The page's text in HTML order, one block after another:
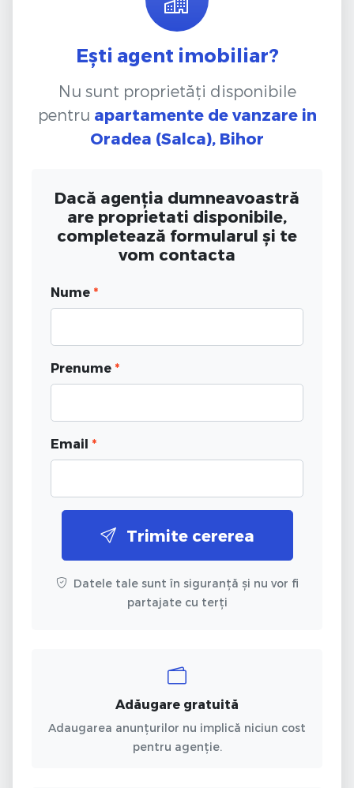
Ești agent imobiliar?
Nu sunt proprietăți disponibile
pentru apartamente de vanzare in
Oradea (Salca), Bihor
Dacă agenția dumneavoastră
are proprietati disponibile,
completează formularul și te
vom contacta
Nume *
Prenume *
Email *
Trimite cererea
Datele tale sunt în siguranță și nu vor fi
partajate cu terți
Adăugare gratuită
Adaugarea anunțurilor nu implică niciun cost
pentru agenție.